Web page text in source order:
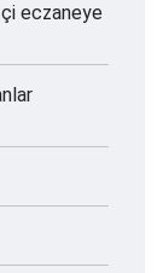
eczaneye